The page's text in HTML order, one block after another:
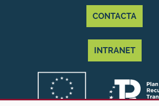
CONTACTA
INTRANET